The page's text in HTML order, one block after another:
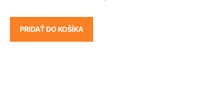
PRIDAŤ DO KOŠÍKA